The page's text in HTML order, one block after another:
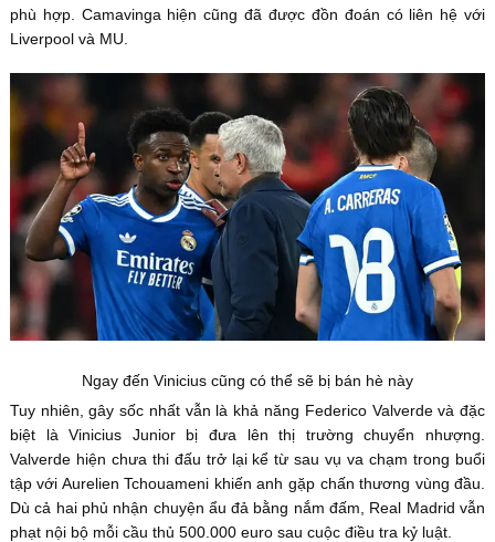
phù hợp. Camavinga hiện cũng đã được đồn đoán có liên hệ với
Liverpool và MU.
Ngay đến Vinicius cũng có thể sẽ bị bán hè này
Tuy nhiên, gây sốc nhất vẫn là khả năng Federico Valverde và đặc
biệt là Vinicius Junior bị đưa lên thị trường chuyển nhượng.
Valverde hiện chưa thi đấu trở lại kể từ sau vụ va chạm trong buổi
tập với Aurelien Tchouameni khiến anh gặp chấn thương vùng đầu.
Dù cả hai phủ nhận chuyện ẩu đả bằng nắm đấm, Real Madrid vẫn
phạt nội bộ mỗi cầu thủ 500.000 euro sau cuộc điều tra kỷ luật.